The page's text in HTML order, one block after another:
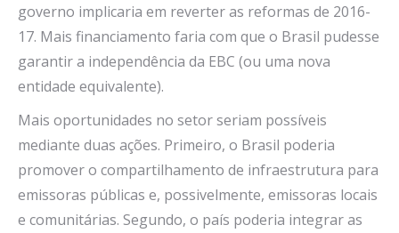
governo implicaria em reverter as reformas de 2016-
17. Mais financiamento faria com que o Brasil pudesse
garantir a independência da EBC (ou uma nova
entidade equivalente).
Mais oportunidades no setor seriam possíveis
mediante duas ações. Primeiro, o Brasil poderia
promover o compartilhamento de infraestrutura para
emissoras públicas e, possivelmente, emissoras locais
e comunitárias. Segundo, o país poderia integrar as